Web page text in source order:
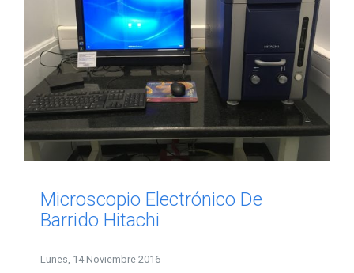
Microscopio Electrónico De
Barrido Hitachi
Lunes, 14 Noviembre 2016